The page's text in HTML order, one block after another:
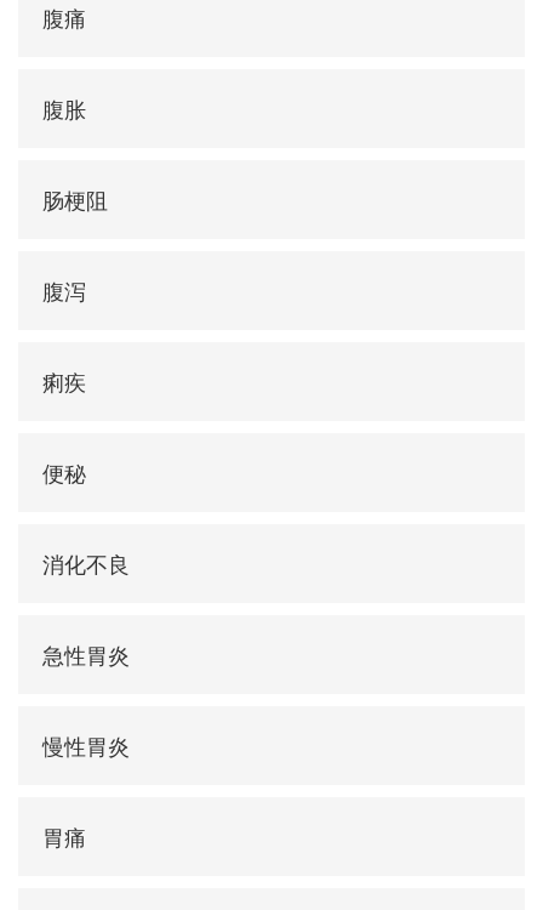
腹痛
腹胀
肠梗阻
腹泻
痢疾
便秘
消化不良
急性胃炎
慢性胃炎
胃痛